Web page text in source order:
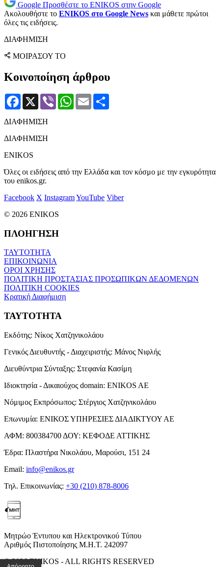
Google Προσθέστε το ENIKOS στην Google
Ακολουθήστε το ENIKOS στο Google News και μάθετε πρώτοι
όλες τις ειδήσεις.
ΔΙΑΦΗΜΙΣΗ
ΜΟΙΡΑΣΟΥ ΤΟ
Κοινοποίηση άρθρου
Facebook
X Viber WhatsApp
Email
ΔΙΑΦΗΜΙΣΗ
ΔΙΑΦΗΜΙΣΗ
ENIKOS
Όλες οι ειδήσεις από την Ελλάδα και τον κόσμο με την εγκυρότητα
του enikos.gr.
Facebook X InstagramYouTube Viber
© 2026 ENIKOS
ΠΛΟΗΓΗΣΗ
ΤΑΥΤΟΤΗΤΑ
ΕΠΙΚΟΙΝΩΝΙΑ
ΟΡΟΙ ΧΡΗΣΗΣ
ΠΟΛΙΤΙΚΗ ΠΡΟΣΤΑΣΙΑΣ ΠΡΟΣΩΠΙΚΩΝ ΔΕΔΟΜΕΝΩΝ
ΠΟΛΙΤΙΚΗ COOKIES
Κρατική Διαφήμιση
ΤΑΥΤΟΤΗΤΑ
Εκδότης: Νίκος Χατζηνικολάου
Γενικός Διευθυντής - Διαχειριστής: Μάνος Νιφλής
Διευθύντρια Σύνταξης: Στεφανία Κασίμη
Ιδιοκτησία - Δικαιούχος domain: ENIKOS AE
Νόμιμος Εκπρόσωπος: Στέργιος Χατζηνικολάου
Επωνυμία: ΕΝΙΚΟΣ ΥΠΗΡΕΣΙΕΣ ΔΙΑΔΙΚΤΥΟΥ ΑΕ
ΑΦΜ: 800384700 ΔΟΥ: ΚΕΦΟΔΕ ΑΤΤΙΚΗΣ
Έδρα: Πλαστήρα Νικολάου, Μαρούσι, 151 24
Email: info@enikos.gr
Τηλ. Επικοινωνίας: +30 (210) 878-8006
Μητρώο Έντυπου και Ηλεκτρονικού Τύπου
Αριθμός Πιστοποίησης Μ.Η.Τ. 242097
© 2026 ENIKOS - ALL RIGHTS RESERVED